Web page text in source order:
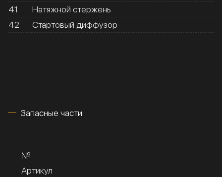
41
Натяжной стержень
42
Стартовый диффузор
Запасные части
№
Артикул